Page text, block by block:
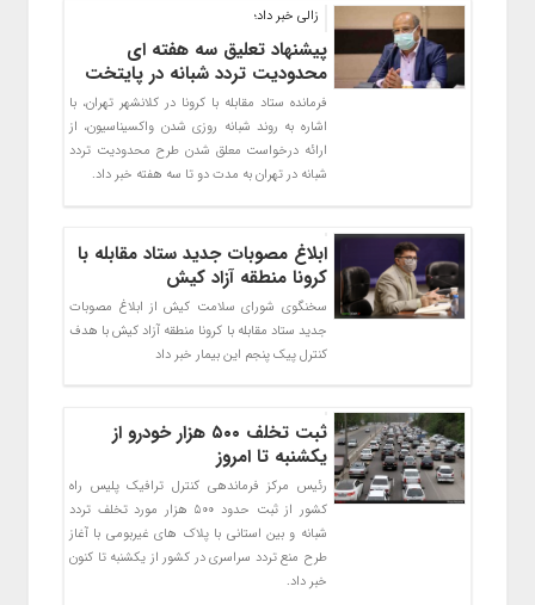
زالی خبر داد؛
پیشنهاد تعلیق سه هفته ای
محدودیت تردد شبانه در پایتخت
فرمانده ستاد مقابله با کرونا در کلانشهر تهران، با
اشاره به روند شبانه روزی شدن واکسیناسیون، از
ارائه درخواست معلق شدن طرح محدودیت تردد
شبانه در تهران به مدت دو تا سه هفته خبر داد.
ابلاغ مصوبات جدید ستاد مقابله با
کرونا منطقه آزاد کیش
سخنگوی شورای سلامت کیش از ابلاغ مصوبات
جدید ستاد مقابله با کرونا منطقه آزاد کیش با هدف
کنترل پیک پنجم این بیمار خبر داد
ثبت تخلف ۵۰۰ هزار خودرو از
یکشنبه تا امروز
رئیس مرکز فرماندهی کنترل ترافیک پلیس راه
کشور از ثبت حدود ۵۰۰ هزار مورد تخلف تردد
شبانه و بین استانی با پلاک های غیربومی با آغاز
طرح منع تردد سراسری در کشور از یکشنبه تا کنون
خبر داد.